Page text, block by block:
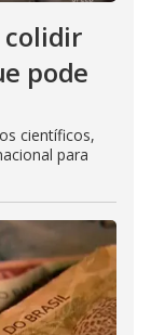
colidir
pode
científicos,
para